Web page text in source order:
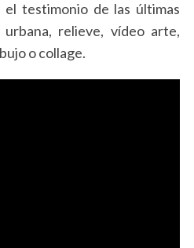
el testimonio de las últimas
relieve, vídeo arte,
o collage.